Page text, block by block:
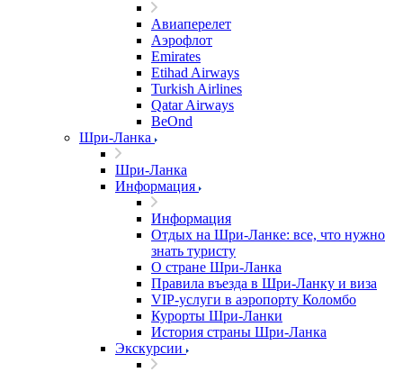
Авиаперелет
Аэрофлот
Emirates
Etihad Airways
Turkish Airlines
Qatar Airways
BeOnd
Шри-Ланка
Шри-Ланка
Информация
Информация
Отдых на Шри-Ланке: все, что нужно
знать туристу
О стране Шри-Ланка
Правила въезда в Шри-Ланку и виза
VIP-услуги в аэропорту Коломбо
Курорты Шри-Ланки
История страны Шри-Ланка
Экскурсии